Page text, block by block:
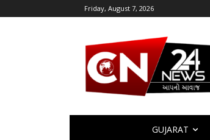
Friday, August 7, 2026
GUJARAT